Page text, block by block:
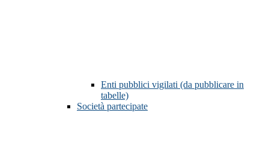
Enti pubblici vigilati (da pubblicare in
tabelle)
Società partecipate